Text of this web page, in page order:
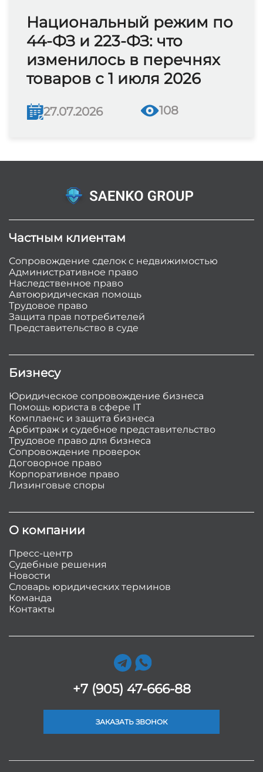
Национальный режим по
44-ФЗ и 223-ФЗ: что
изменилось в перечнях
товаров с 1 июля 2026
27.07.2026 108
Частным клиентам
Сопровождение сделок с недвижимостью
Административное право
Наследственное право
Автоюридическая помощь
Трудовое право
Защита прав потребителей
Представительство в суде
Бизнесу
Юридическое сопровождение бизнеса
Помощь юриста в сфере IT
Комплаенс и защита бизнеса
Арбитраж и судебное представительство
Трудовое право для бизнеса
Сопровождение проверок
Договорное право
Корпоративное право
Лизинговые споры
О компании
Пресс-центр
Судебные решения
Новости
Словарь юридических терминов
Команда
Контакты
+7 (905) 47-666-88
ЗАКАЗАТЬ ЗВОНОК